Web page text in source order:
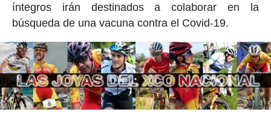
íntegros irán destinados a colaborar en la
búsqueda de una vacuna contra el Covid-19.